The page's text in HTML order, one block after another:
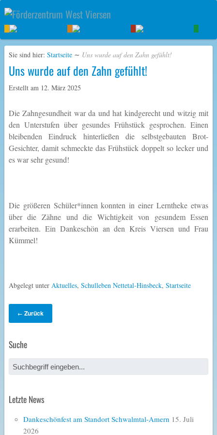
Sie sind hier: Startseite ∼ Uns wurde auf den Zahn gefühlt!
Uns wurde auf den Zahn gefühlt!
Erstellt am 12. März 2025
Die Zahngesundheit war da und hat kindgerecht und witzig mit
den Unterstufen über gesundes Frühstück gesprochen. Einen
bleibenden Eindruck hinterließen die selbstgebauten Brot-
Gesichter, damit schmeckte das Frühstück doppelt so lecker und
es war sehr gesund!
Die größeren Schüler*innen konnten in einer Lerntheke etwas
über die Zähne und die Wichtigkeit von gesundem Essen
erarbeiten. Ein Dankeschön an den Kreis Viersen und Frau
Kümmel!
Abgelegt unter Aktuelles, Schulleben Nettetal-Hinsbeck, Startseite
← Zurück
Suche
Letzte News
Dankeschönfest am Standort Schwalmtal-Amern 15. Juli
2026